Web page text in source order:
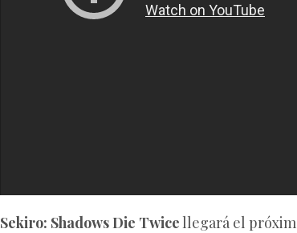
Sekiro: Shadows Die Twicellegará el